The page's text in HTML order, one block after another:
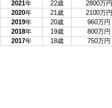
2021年 22歳 2800万円
2020年 21歳 2100万円
2019年 20歳 960万円
2018年 19歳 800万円
2017年 18歳 750万円